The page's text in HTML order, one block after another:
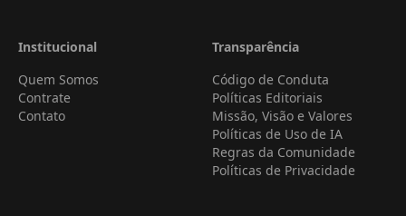
Institucional
Quem Somos
Contrate
Contato
Transparência
Código de Conduta
Políticas Editoriais
Missão, Visão e Valores
Políticas de Uso de IA
Regras da Comunidade
Políticas de Privacidade